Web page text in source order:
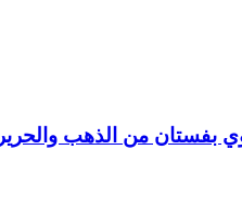
بفستان من الذهب والحرير